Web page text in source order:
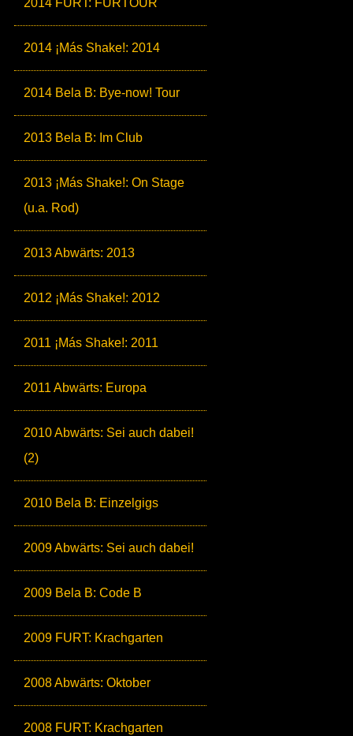
2014 FURT: FURTOUR
2014 ¡Más Shake!: 2014
2014 Bela B: Bye-now! Tour
2013 Bela B: Im Club
2013 ¡Más Shake!: On Stage
(u.a. Rod)
2013 Abwärts: 2013
2012 ¡Más Shake!: 2012
2011 ¡Más Shake!: 2011
2011 Abwärts: Europa
2010 Abwärts: Sei auch dabei!
(2)
2010 Bela B: Einzelgigs
2009 Abwärts: Sei auch dabei!
2009 Bela B: Code B
2009 FURT: Krachgarten
2008 Abwärts: Oktober
2008 FURT: Krachgarten